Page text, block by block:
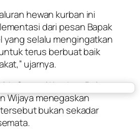
hewan kurban ini
dari pesan Bapak
yang selalu mengingatkan
terus berbuat baik
ujarnya.
Sumsel Kombes Pol
Wijaya menegaskan
bukan sekadar